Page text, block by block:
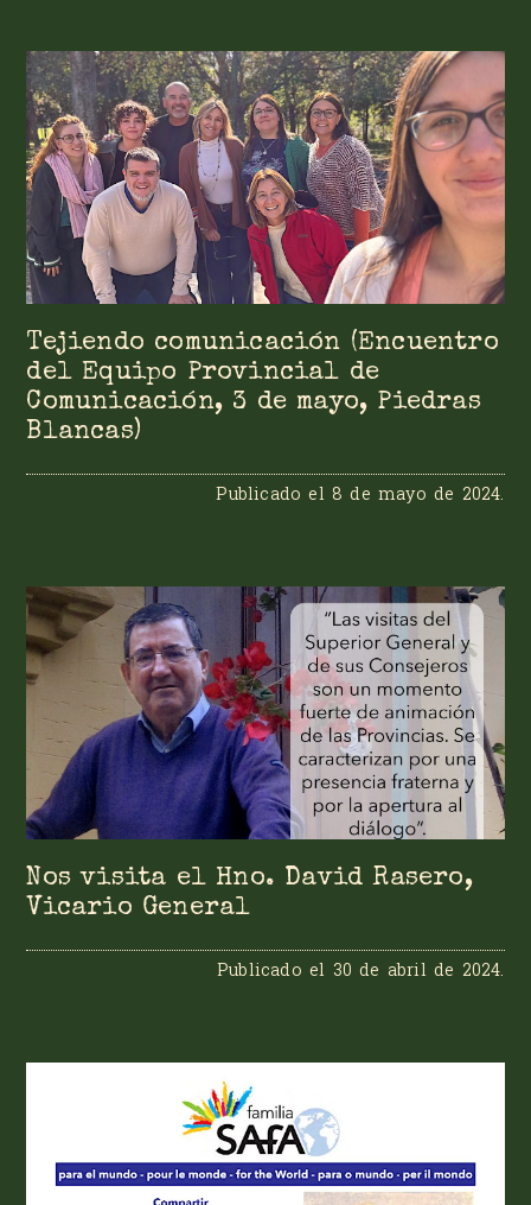
Tejiendo comunicación (Encuentro
del Equipo Provincial de
Comunicación, 3 de mayo, Piedras
Blancas)
Publicado el 8 de mayo de 2024.
Nos visita el Hno. David Rasero,
Vicario General
Publicado el 30 de abril de 2024.